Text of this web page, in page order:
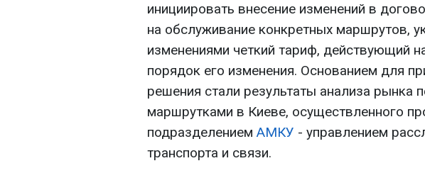
инициировать внесение изменений в
на обслуживание конкретных маршрутов,
изменениями четкий тариф, действующий
порядок его изменения. Основанием для
решения стали результаты анализа рынка
маршрутками в Киеве, осуществленного
подразделением АМКУ - управлением
транспорта и связи.